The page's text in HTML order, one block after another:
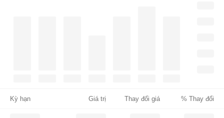
Kỳ hạn Giá trị Thay đổi giá % Thay đổi